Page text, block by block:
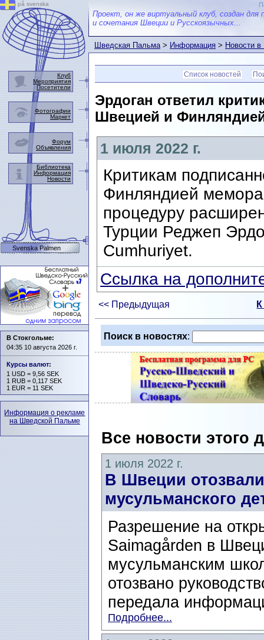
Проект, он же виртуальный клуб, создан для
и сочетания Швеции и Русскоязычных...
Шведская Пальма>Информация>Новости
Список новостей
Эрдоган ответил
Швецией и
1 июля 2022 г.
Критикам
Финляндией
процедуру
Турции Реджеп
Cumhuriyet.
Ссылка на
<< Предыдущая
Поиск в новостях:
Все новости этого
1 июля 2022 г.
В Швеции
мусульманского
Разрешение на
Saimagården в
мусульманским
отозвано
передала
Подробнее...
på svenska
Клуб
Мероприятия
Посетители
Фотографии
Маркет
Форум
Объявления
Библиотека
Информация
Новости
Svenska Palmen
В Стокгольме:
04:35 10 августа 2026 г.
Курсы валют:
1 USD = 9,56 SEK
1 RUB = 0,117 SEK
1 EUR = 11 SEK
Информация о рекламе
на Шведской Пальме